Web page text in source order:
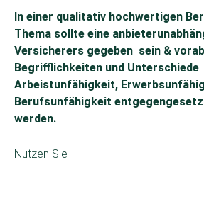
In einer qualitativ hochwertigen
Thema sollte eine
Versicherers gegeben sein &
Begrifflichkeiten und Unterschiede
Arbeistunfähigkeit,
Berufsunfähigkeit
werden.
Nutzen Sie